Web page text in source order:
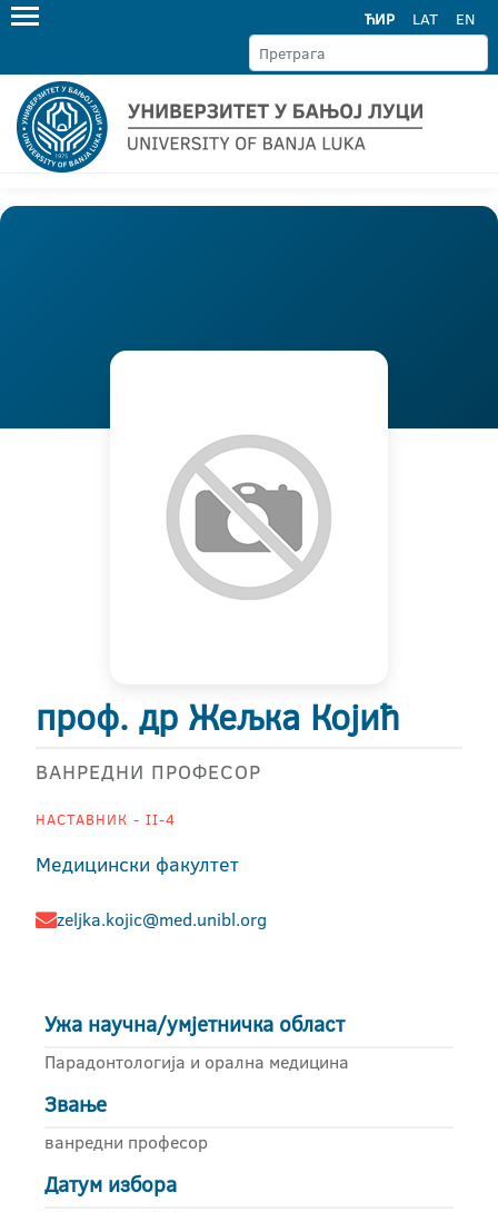
ЋИР LAT EN
проф. др Жељка Којић
ВАНРЕДНИ ПРОФЕСОР
НАСТАВНИК - II-4
Медицински факултет
zeljka.kojic@med.unibl.org
Ужа научна/умјетничка област
Парадонтологија и орална медицина
Звање
ванредни професор
Датум избора